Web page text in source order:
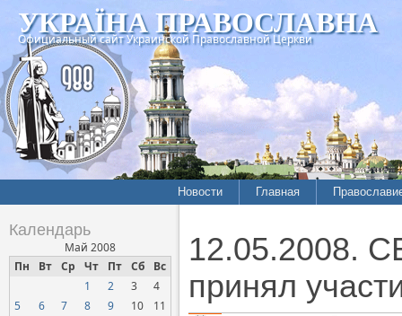
УКРАЇНА ПРАВОСЛАВНА
Официальный сайт Украинской Православной Церкви
Новости Главная
Календарь
Май 2008
Пн
Вт Ср Чт Пт Сб Вс
1 2 3
4
5
6 7 8 9 10
11
12.05.2008.
принял